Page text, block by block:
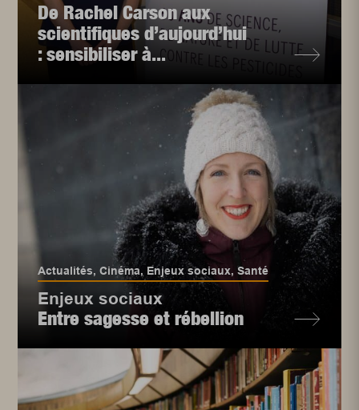
De Rachel Carson aux
scientifiques d’aujourd’hui
: sensibiliser à...
Actualités,Cinéma, Enjeux sociaux,Santé
Enjeux sociaux
Entre sagesse et rébellion